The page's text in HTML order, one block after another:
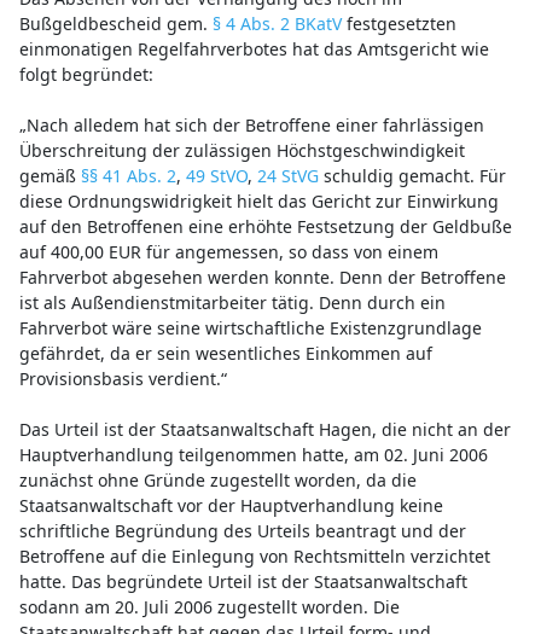
Bußgeldbescheid gem. § 4 Abs. 2 BKatVfestgesetzten
einmonatigen Regelfahrverbotes hat das Amtsgericht wie
folgt begründet:
„Nach alledem hat sich der Betroffene einer fahrlässigen
Überschreitung der zulässigen Höchstgeschwindigkeit
gemäß §§ 41 Abs. 2, 49 StVO, 24 StVGschuldig gemacht. Für
diese Ordnungswidrigkeit hielt das Gericht zur Einwirkung
auf den Betroffenen eine erhöhte Festsetzung der Geldbuße
auf 400,00 EUR für angemessen, so dass von einem
Fahrverbot abgesehen werden konnte. Denn der Betroffene
ist als Außendienstmitarbeiter tätig. Denn durch ein
Fahrverbot wäre seine wirtschaftliche Existenzgrundlage
gefährdet, da er sein wesentliches Einkommen auf
Provisionsbasis verdient.“
Das Urteil ist der Staatsanwaltschaft Hagen, die nicht an der
Hauptverhandlung teilgenommen hatte, am 02. Juni 2006
zunächst ohne Gründe zugestellt worden, da die
Staatsanwaltschaft vor der Hauptverhandlung keine
schriftliche Begründung des Urteils beantragt und der
Betroffene auf die Einlegung von Rechtsmitteln verzichtet
hatte. Das begründete Urteil ist der Staatsanwaltschaft
sodann am 20. Juli 2006 zugestellt worden. Die